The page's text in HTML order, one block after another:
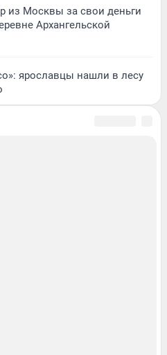
из Москвы за свои деньги
Архангельской
ярославцы нашли в лесу